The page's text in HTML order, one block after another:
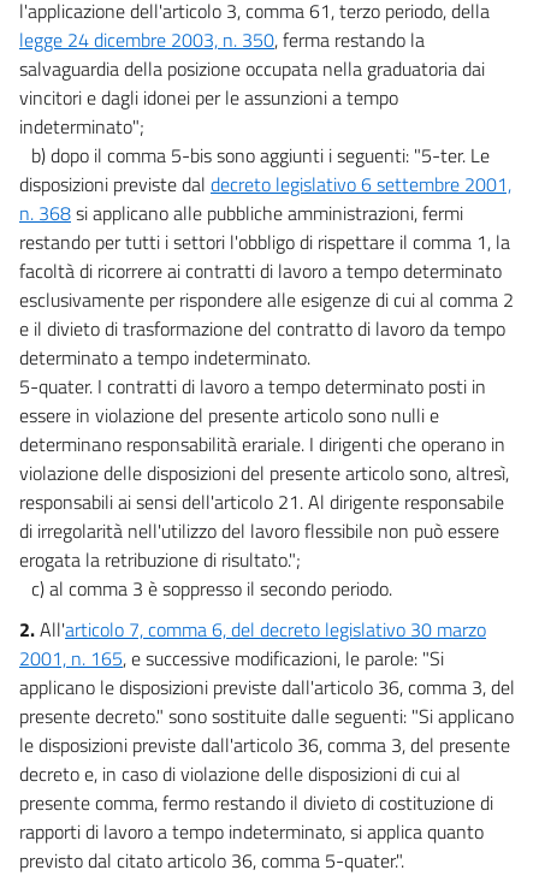
l'applicazione dell'articolo 3, comma 61, terzo periodo, della
legge 24 dicembre 2003, n. 350, ferma restando la
salvaguardia della posizione occupata nella graduatoria dai
vincitori e dagli idonei per le assunzioni a tempo
indeterminato";
b) dopo il comma 5-bis sono aggiunti i seguenti: "5-ter. Le
disposizioni previste dal decreto legislativo 6 settembre 2001,
n. 368si applicano alle pubbliche amministrazioni, fermi
restando per tutti i settori l'obbligo di rispettare il comma 1, la
facoltà di ricorrere ai contratti di lavoro a tempo determinato
esclusivamente per rispondere alle esigenze di cui al comma 2
e il divieto di trasformazione del contratto di lavoro da tempo
determinato a tempo indeterminato.
5-quater. I contratti di lavoro a tempo determinato posti in
essere in violazione del presente articolo sono nulli e
determinano responsabilità erariale. I dirigenti che operano in
violazione delle disposizioni del presente articolo sono, altresì,
responsabili ai sensi dell'articolo 21. Al dirigente responsabile
di irregolarità nell'utilizzo del lavoro flessibile non può essere
erogata la retribuzione di risultato.";
c) al comma 3 è soppresso il secondo periodo.
2.All'articolo 7, comma 6, del decreto legislativo 30 marzo
2001, n. 165, e successive modificazioni, le parole: "Si
applicano le disposizioni previste dall'articolo 36, comma 3, del
presente decreto." sono sostituite dalle seguenti: "Si applicano
le disposizioni previste dall'articolo 36, comma 3, del presente
decreto e, in caso di violazione delle disposizioni di cui al
presente comma, fermo restando il divieto di costituzione di
rapporti di lavoro a tempo indeterminato, si applica quanto
previsto dal citato articolo 36, comma 5-quater.".